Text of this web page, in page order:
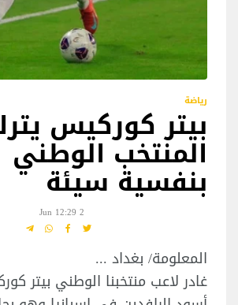
رياضة
بيتر كوركيس
المنتخب الوطني
بنفسية سيئة
2 Jun 12:29
المعلومة/ بغداد ...
غادر لاعب منتخبنا الوطني بيتر